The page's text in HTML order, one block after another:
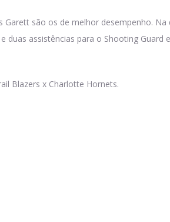
são os de melhor desempenho.
duas assistências para o Shooting Guard
Blazers x Charlotte Hornets.